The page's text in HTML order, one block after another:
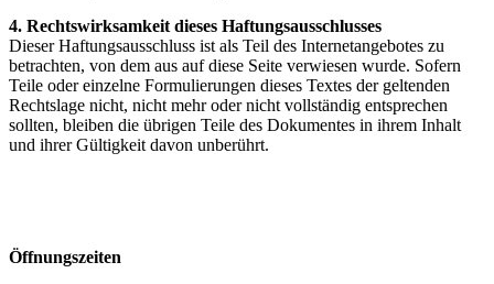
4. Rechtswirksamkeit dieses Haftungsausschlusses
Dieser Haftungsausschluss ist als Teil des Internetangebotes zu
betrachten, von dem aus auf diese Seite verwiesen wurde. Sofern
Teile oder einzelne Formulierungen dieses Textes der geltenden
Rechtslage nicht, nicht mehr oder nicht vollständig entsprechen
sollten, bleiben die übrigen Teile des Dokumentes in ihrem Inhalt
und ihrer Gültigkeit davon unberührt.
Öffnungszeiten